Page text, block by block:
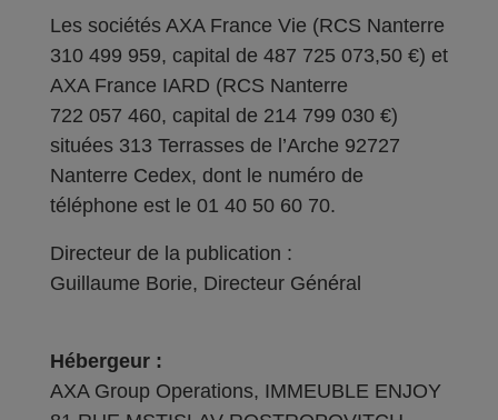
Les sociétés AXA France Vie (RCS Nanterre
310 499 959, capital de 487 725 073,50 €) et
AXA France IARD (RCS Nanterre
722 057 460, capital de 214 799 030 €)
situées 313 Terrasses de l’Arche 92727
Nanterre Cedex, dont le numéro de
téléphone est le 01 40 50 60 70.
Directeur de la publication :
Guillaume Borie, Directeur Général
Hébergeur :
AXA Group Operations, IMMEUBLE ENJOY